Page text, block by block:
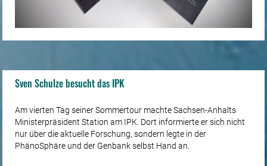
Sven Schulze besucht das IPK
Am vierten Tag seiner Sommertour machte Sachsen-Anhalts
Ministerpräsident Station am IPK. Dort informierte er sich nicht
nur über die aktuelle Forschung, sondern legte in der
PhänoSphäre und der Genbank selbst Hand an.